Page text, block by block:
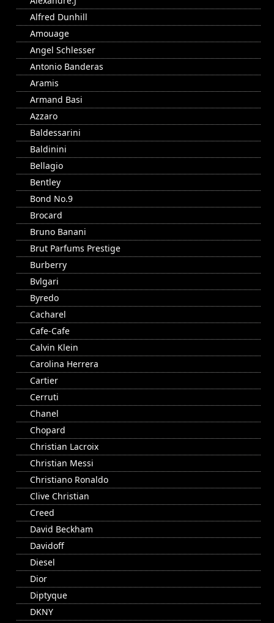
Alfred Dunhill
Amouage
Angel Schlesser
Antonio Banderas
Aramis
Armand Basi
Azzaro
Baldessarini
Baldinini
Bellagio
Bentley
Bond No.9
Brocard
Bruno Banani
Brut Parfums Prestige
Burberry
Bvlgari
Byredo
Cacharel
Cafe-Cafe
Calvin Klein
Carolina Herrera
Cartier
Cerruti
Chanel
Chopard
Christian Lacroix
Christian Messi
Christiano Ronaldo
Clive Christian
Creed
David Beckham
Davidoff
Diesel
Dior
Diptyque
DKNY